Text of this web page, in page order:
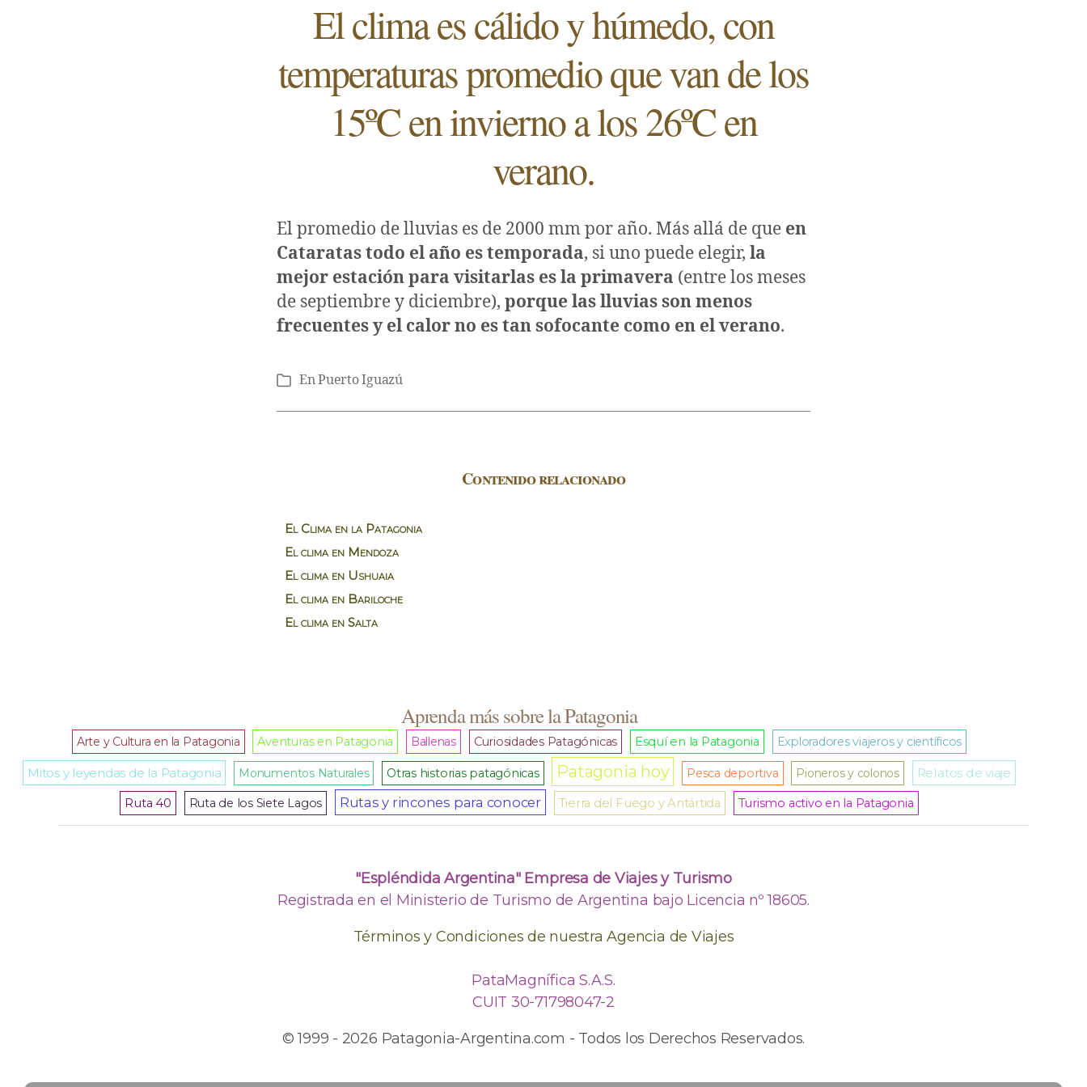
El clima es cálido y húmedo, con
temperaturas promedio que van de los
15ºC en invierno a los 26ºC en
verano.
El promedio de lluvias es de 2000 mm por año. Más allá de que en
Cataratas todo el año es temporada, si uno puede elegir, la
mejor estación para visitarlas es la primavera (entre los meses
de septiembre y diciembre), porque las lluvias son menos
frecuentes y el calor no es tan sofocante como en el verano.
Categorías
EnPuerto Iguazú
Contenido relacionado
El Clima en la Patagonia
El clima en Mendoza
El clima en Ushuaia
El clima en Bariloche
El clima en Salta
Aprenda más sobre la Patagonia
Arte y Cultura en la Patagonia Aventuras en Patagonia Ballenas Curiosidades Patagónicas Esquí en la Patagonia Exploradores viajeros y científicos
Mitos y leyendas de la Patagonia Monumentos Naturales Otras historias patagónicas Patagonia hoy Pesca deportiva Pioneros y colonos Relatos de viaje
Ruta 40 Ruta de los Siete Lagos Rutas y rincones para conocer Tierra del Fuego y Antártida Turismo activo en la Patagonia
"Espléndida Argentina" Empresa de Viajes y Turismo
Registrada en el Ministerio de Turismo de Argentina bajo Licencia nº 18605.
Términos y Condiciones de nuestra Agencia de Viajes
PataMagnífica S.A.S.
CUIT 30-71798047-2
© 1999 - 2026 Patagonia-Argentina.com - Todos los Derechos Reservados.